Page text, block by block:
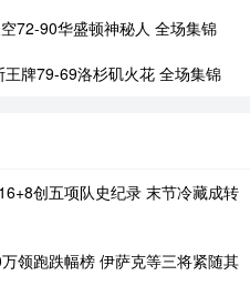
72-90华盛顿神秘人 全场集锦
牌79-69洛杉矶火花 全场集锦
创五项队史纪录 末节冷藏成转
领跑跌幅榜 伊萨克等三将紧随其